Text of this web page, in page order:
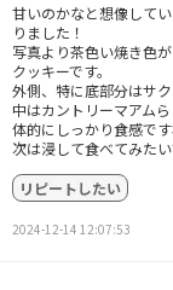
甘いのかなと想像して
りました！
写真より茶色い焼き色
クッキーです。
外側、特に底部分はサ
中はカントリーマアム
体的にしっかり食感で
次は浸して食べてみたい
リピートしたい
2024-12-14 12:07:53